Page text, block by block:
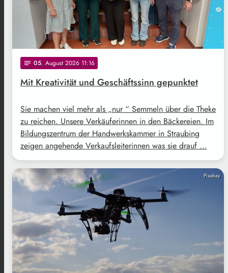
notes 05. August 2026 11:16
Mit Kreativität und Geschäftssinn gepunktet
Sie machen viel mehr als „nur “ Semmeln über die Theke
zu reichen. Unsere Verkäuferinnen in den Bäckereien. Im
Bildungszentrum der Handwerkskammer in Straubing
zeigen angehende Verkaufsleiterinnen was sie drauf …
Pixabay